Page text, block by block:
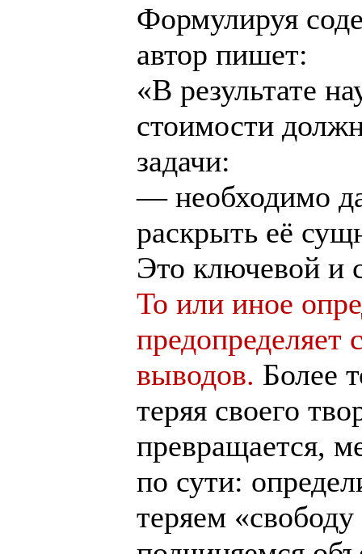
Формулируя
автор пишет:
«В результате
стоимости
задачи:
— необходимо
раскрыть её
Это ключевой и
То или иное
выводов. Более
теряя своего
превращается,
по сути:
теряем